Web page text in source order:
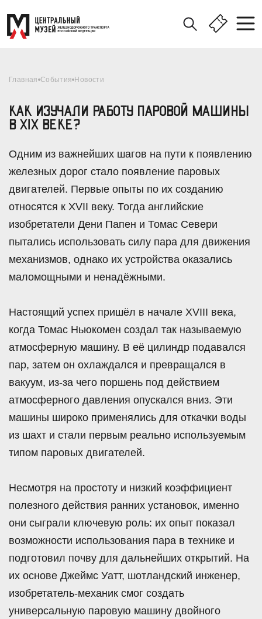
Главная События Новости
КАК ИЗУЧАЛИ РАБОТУ ПАРОВОЙ МАШИНЫ
В XIX ВЕКЕ?
Одним из важнейших шагов на пути к появлению
железных дорог стало появление паровых
двигателей. Первые опыты по их созданию
относятся к XVII веку. Тогда английские
изобретатели Дени Папен и Томас Севери
пытались использовать силу пара для движения
механизмов, однако их устройства оказались
маломощными и ненадёжными.
Настоящий успех пришёл в начале XVIII века,
когда Томас Ньюкомен создал так называемую
атмосферную машину. В её цилиндр подавался
пар, затем он охлаждался и превращался в
вакуум, из-за чего поршень под действием
атмосферного давления опускался вниз. Эти
машины широко применялись для откачки воды
из шахт и стали первым реально используемым
типом паровых двигателей.
Несмотря на простоту и низкий коэффициент
полезного действия ранних установок, именно
они сыграли ключевую роль: их опыт показал
возможности использования пара в технике и
подготовил почву для дальнейших открытий. На
их основе Джеймс Уатт, шотландский инженер,
изобретатель-механик смог создать
универсальную паровую машину двойного